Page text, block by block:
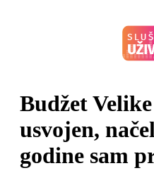
Budžet
usvojen,
godine sam